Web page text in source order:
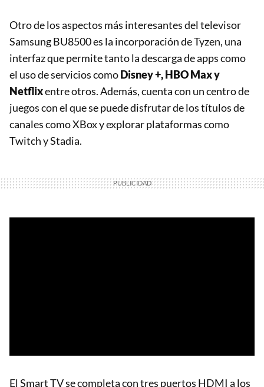
Otro de los aspectos más interesantes del televisor
Samsung BU8500 es la incorporación de Tyzen, una
interfaz que permite tanto la descarga de apps como
el uso de servicios comoDisney +, HBO Max y
Netflixentre otros. Además, cuenta con un centro de
juegos con el que se puede disfrutar de los títulos de
canales como XBox y explorar plataformas como
Twitch y Stadia.
El Smart TV se completa con tres puertos HDMI a los